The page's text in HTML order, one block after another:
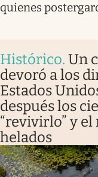
quienes
Histórico. Un
devoró a los
Estados
después los
“revivirlo” y
helados